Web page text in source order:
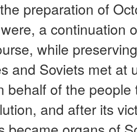
preparation of
a continuation
while
and Soviets met at
behalf of the
and after its